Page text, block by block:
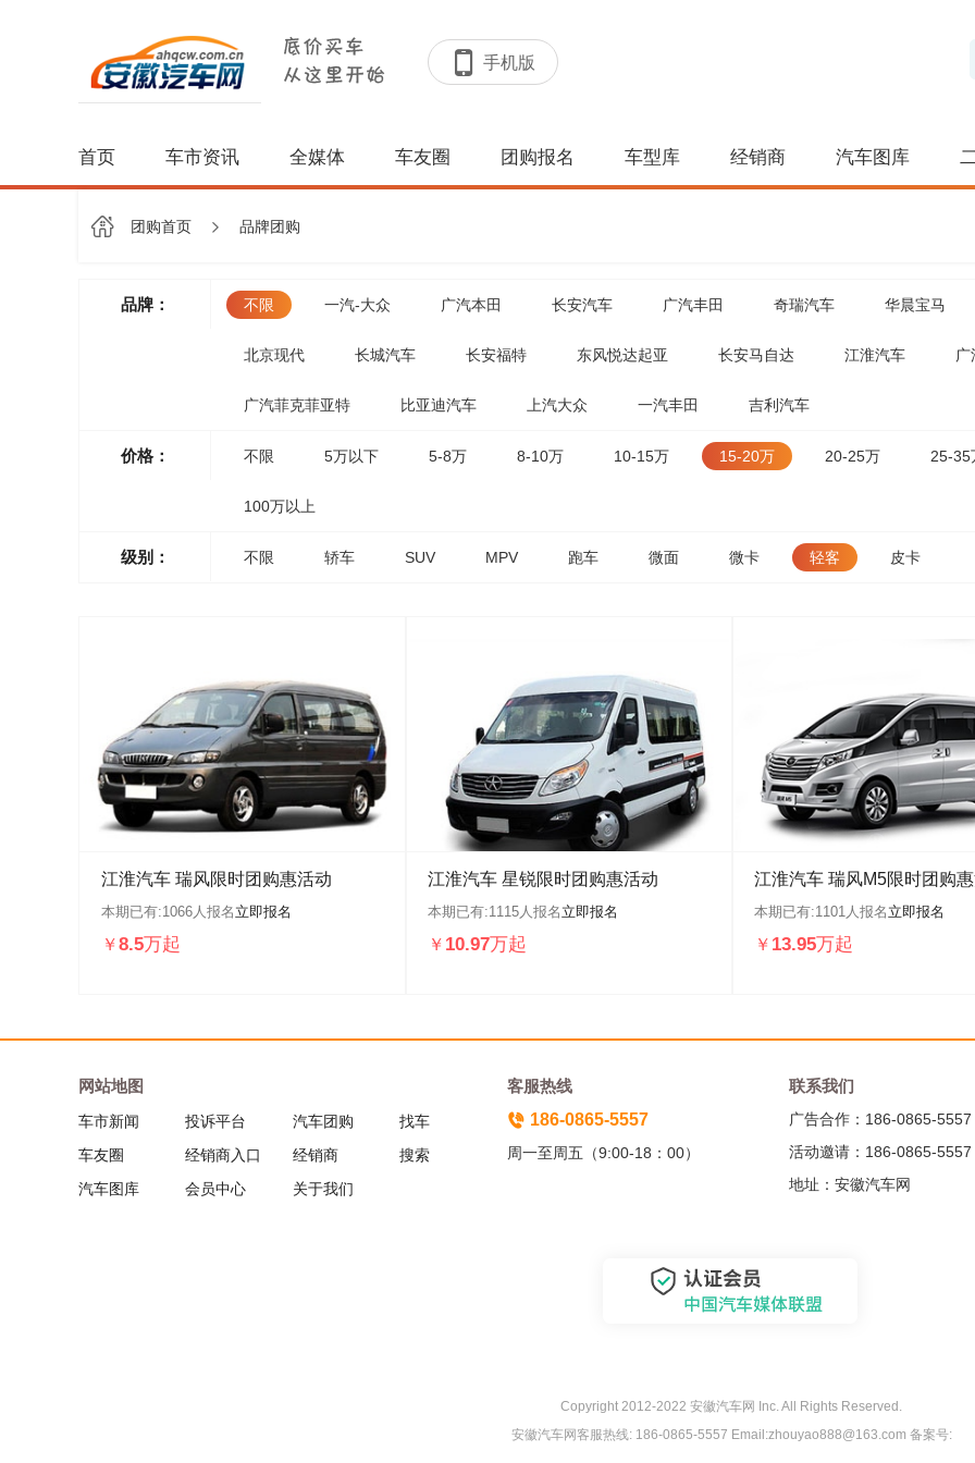
手机版
首页 车市资讯 全媒体 车友圈 团购报名 车型库 经销商 汽车图库
团购首页 品牌团购
品牌： 不限 一汽-大众 广汽本田 长安汽车 广汽丰田 奇瑞汽车 华晨宝马
北京现代 长城汽车 长安福特 东风悦达起亚 长安马自达 江淮汽车 广
广汽菲克菲亚特 比亚迪汽车 上汽大众 一汽丰田 吉利汽车
价格： 不限 5万以下 5-8万 8-10万 10-15万 15-20万 20-25万 25-35
100万以上
级别： 不限 轿车 SUV MPV 跑车 微面 微卡 轻客 皮卡
江淮汽车 瑞风限时团购惠活动
本期已有:1066人报名 立即报名
￥8.5万起
江淮汽车 星锐限时团购惠活动
本期已有:1115人报名 立即报名
￥ 10.97万起
江淮汽车 瑞风M5限时团购
本期已有:1101人报名 立即报名
￥ 13.95万起
网站地图
车市新闻 投诉平台 汽车团购
找车
车友圈
经销商入口 经销商
搜索
汽车图库
会员中心 关于我们
客服热线
186-0865-5557
周一至周五（9:00-18：00）
联系我们
广告合作：186-0865-5557
活动邀请：186-0865-5557
地址：安徽汽车网
Copyright 2012-2022 安徽汽车网 Inc. All Rights Reserved.
安徽汽车网客服热线: 186-0865-5557 Email:zhouyao888@163.com 备案号: